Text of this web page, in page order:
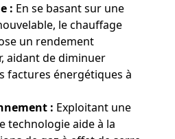
: En se basant sur une
le chauffage
un rendement
aidant de diminuer
factures énergétiques à
: Exploitant une
technologie aide à la